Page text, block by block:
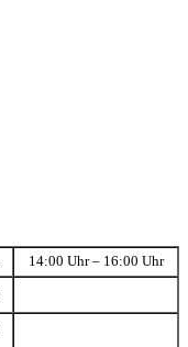
14:00 Uhr – 16:00 Uhr